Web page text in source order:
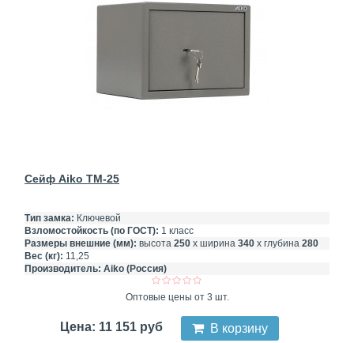
Сейф Aiko TM-25
Тип замка: Ключевой
Взломостойкость (по ГОСТ): 1 класс
Размеры внешние (мм): высота 250 х ширина 340 х глубина 280
Вес (кг): 11,25
Производитель: Aiko (Россия)
Оптовые цены от 3 шт.
Цена: 11 151 руб В корзину